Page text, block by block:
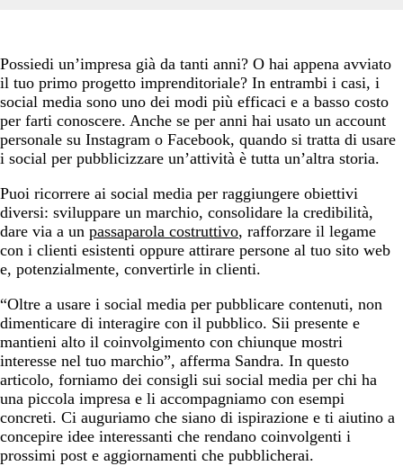
Possiedi un’impresa già da tanti anni? O hai appena avviato
il tuo primo progetto imprenditoriale? In entrambi i casi, i
social media sono uno dei modi più efficaci e a basso costo
per farti conoscere. Anche se per anni hai usato un account
personale su Instagram o Facebook, quando si tratta di usare
i social per pubblicizzare un’attività è tutta un’altra storia.
Puoi ricorrere ai social media per raggiungere obiettivi
diversi: sviluppare un marchio, consolidare la credibilità,
dare via a un passaparola costruttivo, rafforzare il legame
con i clienti esistenti oppure attirare persone al tuo sito web
e, potenzialmente, convertirle in clienti.
“Oltre a usare i social media per pubblicare contenuti, non
dimenticare di interagire con il pubblico. Sii presente e
mantieni alto il coinvolgimento con chiunque mostri
interesse nel tuo marchio”, afferma Sandra. In questo
articolo, forniamo dei consigli sui social media per chi ha
una piccola impresa e li accompagniamo con esempi
concreti. Ci auguriamo che siano di ispirazione e ti aiutino a
concepire idee interessanti che rendano coinvolgenti i
prossimi post e aggiornamenti che pubblicherai.